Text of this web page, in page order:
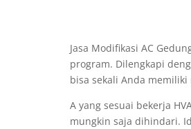
Jasa Modifikasi AC
program. Dilengkapi
bisa sekali Anda memiliki
A yang sesuai bekerja
mungkin saja dihindari.